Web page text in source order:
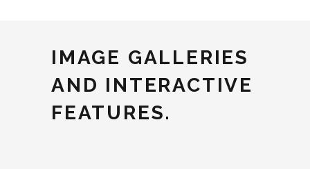
IMAGE GALLERIES
AND INTERACTIVE
FEATURES.